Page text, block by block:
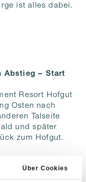
Über Cookies
ist alles dabei.
Abstieg – Start
Resort Hofgut
Osten nach
Talseite
und später
zum Hofgut.